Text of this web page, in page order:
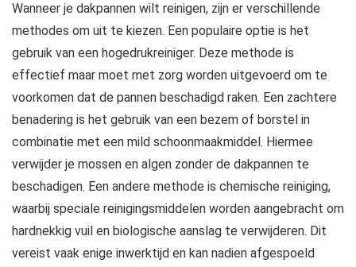
Wanneer je dakpannen wilt reinigen, zijn er verschillende
methodes om uit te kiezen. Een populaire optie is het
gebruik van een hogedrukreiniger. Deze methode is
effectief maar moet met zorg worden uitgevoerd om te
voorkomen dat de pannen beschadigd raken. Een zachtere
benadering is het gebruik van een bezem of borstel in
combinatie met een mild schoonmaakmiddel. Hiermee
verwijder je mossen en algen zonder de dakpannen te
beschadigen. Een andere methode is chemische reiniging,
waarbij speciale reinigingsmiddelen worden aangebracht om
hardnekkig vuil en biologische aanslag te verwijderen. Dit
vereist vaak enige inwerktijd en kan nadien afgespoeld